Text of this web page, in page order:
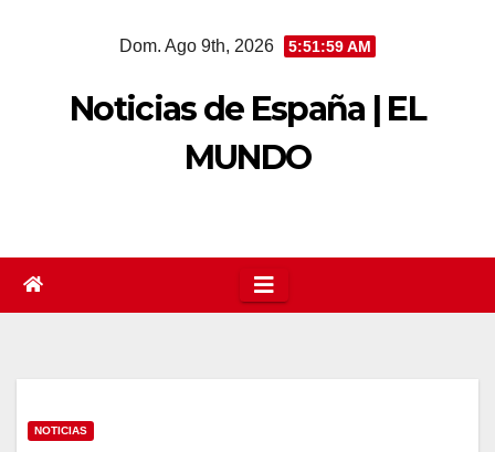
Dom. Ago 9th, 2026 5:51:59 AM
Noticias de España | EL
MUNDO
NOTICIAS